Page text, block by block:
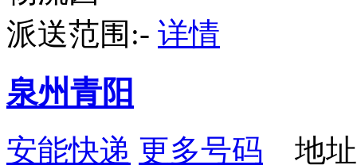
派送范围:- 详情
泉州青阳
安能快递 更多号码 地址